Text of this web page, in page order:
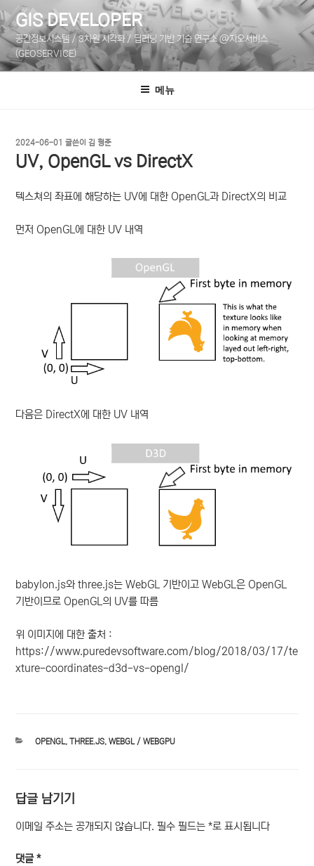
텐
츠
로
바
GIS DEVELOPER
공간정보시스템 / 3차원 시각화 / 딥러닝 기반 기술 연구소 @지오서비스
(GEOSERVICE)
메뉴
작
성
일
2024-06-01 글쓴이김 형준
UV, OpenGL vs DirectX
텍스쳐의 좌표에 해당하는 UV에 대한 OpenGL과 DirectX의 비교
먼저 OpenGL에 대한 UV 내역
다음은 DirectX에 대한 UV 내역
babylon.js와 three.js는 WebGL 기반이고 WebGL은 OpenGL
기반이므로 OpenGL의 UV를 따름
위 이미지에 대한 출처 :
https://www.puredevsoftware.com/blog/2018/03/17/te
xture-coordinates-d3d-vs-opengl/
카
OPENGL, THREE.JS, WEBGL / WEBGPU
답글 남기기
이메일 주소는 공개되지 않습니다. 필수 필드는*로 표시됩니다
댓글*